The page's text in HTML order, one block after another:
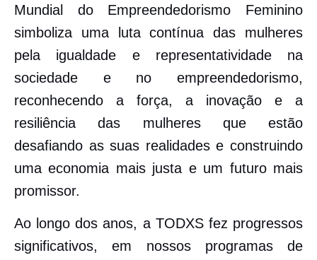
Mundial do Empreendedorismo Feminino
simboliza uma luta contínua das mulheres
pela igualdade e representatividade na
sociedade e no empreendedorismo,
reconhecendo a força, a inovação e a
resiliência das mulheres que estão
desafiando as suas realidades e construindo
uma economia mais justa e um futuro mais
promissor.
Ao longo dos anos, a TODXS fez progressos
significativos, em nossos programas de